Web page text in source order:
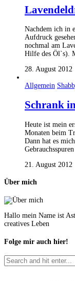
Nachdem ich in
Aufdruck
nochmal am
Hilfe des Öl`s).
28. August 2012
Allgemein
Schrank
Heute ist mein
Monaten beim
Dann hat es
21. August 2012
Über mich
Hallo mein Name ist
creatives Leben
Folge mir auch hier!